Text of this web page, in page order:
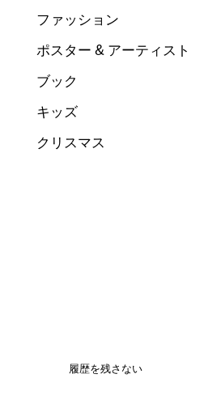
ファッション
ポスター & アーティスト
ブック
キッズ
クリスマス
履歴を残さない